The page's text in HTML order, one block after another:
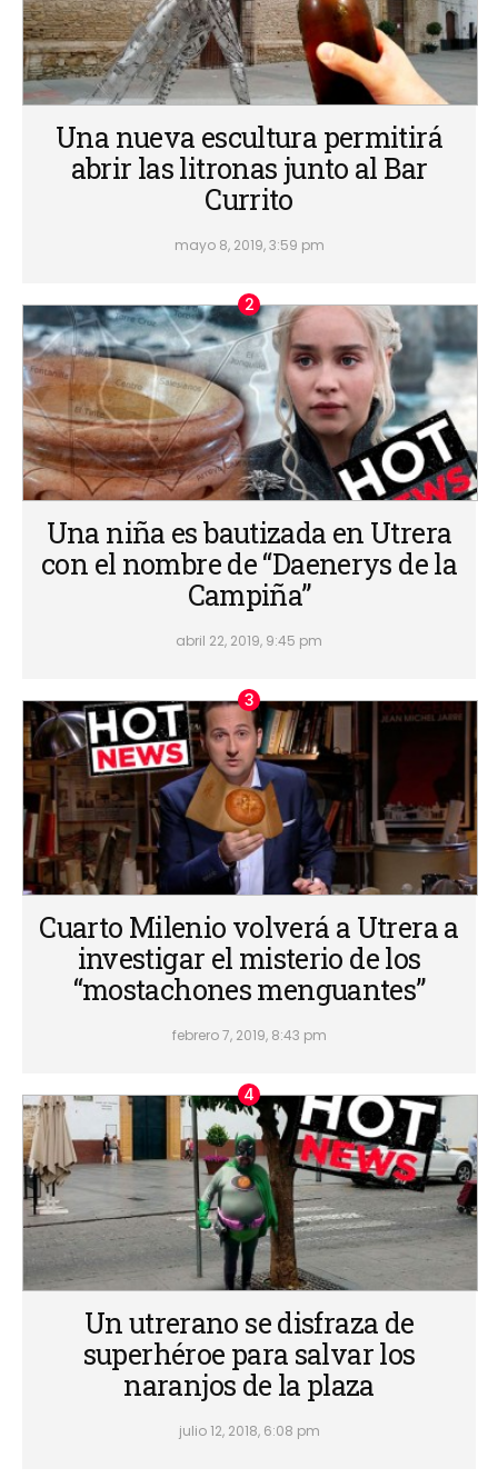
Una nueva escultura permitirá
abrir las litronas junto al Bar
Currito
mayo 8, 2019, 3:59 pm
Una niña es bautizada en Utrera
con el nombre de “Daenerys de la
Campiña”
abril 22, 2019, 9:45 pm
Cuarto Milenio volverá a Utrera a
investigar el misterio de los
“mostachones menguantes”
febrero 7, 2019, 8:43 pm
Un utrerano se disfraza de
superhéroe para salvar los
naranjos de la plaza
julio 12, 2018, 6:08 pm